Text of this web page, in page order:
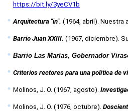
https://bit.ly/3yeCV1b
Arquitectura "in". (1964, abril). Nuestra
Barrio Juan XXIII. (1967, diciembre).
Barrio Las Marías, Gobernador
Criterios rectores para una política de
Molinos, J. O. (1967, agosto).
Molinos, J. O. (1976, octubre).